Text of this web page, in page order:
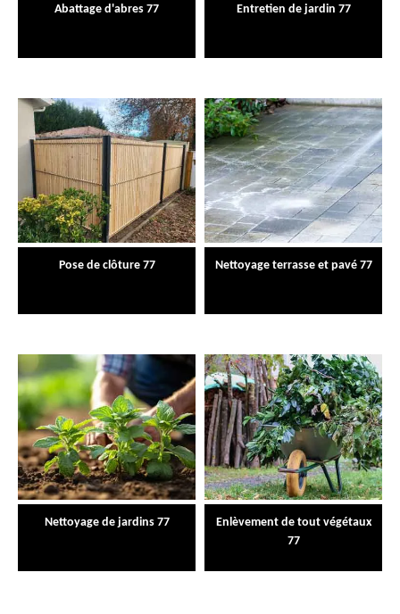
Abattage d'abres 77 Entretien de jardin 77
Pose de clôture 77 Nettoyage terrasse et pavé 77
Nettoyage de jardins 77
Enlèvement de tout végétaux
77